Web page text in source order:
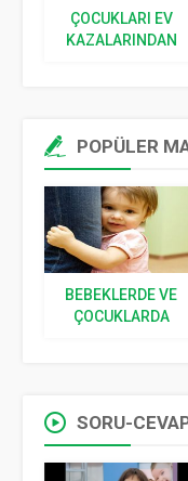
ÇOCUKLARI EV
KAZALARINDAN
POPÜLER
BEBEKLERDE VE
ÇOCUKLARDA
SORU-